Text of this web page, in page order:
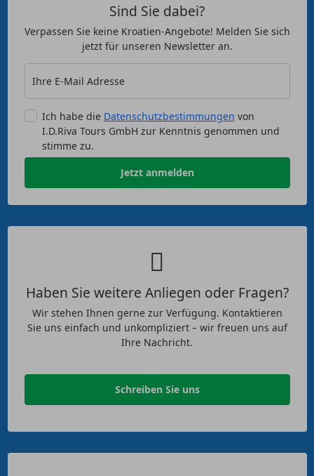
Sind Sie dabei?
Verpassen Sie keine Kroatien-Angebote! Melden Sie sich
jetzt für unseren Newsletter an.
Ihre E-Mail Adresse
Ich habe die Datenschutzbestimmungen von
I.D.Riva Tours GmbH zur Kenntnis genommen und
stimme zu.
Jetzt anmelden
Haben Sie weitere Anliegen oder Fragen?
Wir stehen Ihnen gerne zur Verfügung. Kontaktieren
Sie uns einfach und unkompliziert – wir freuen uns auf
Ihre Nachricht.
Schreiben Sie uns